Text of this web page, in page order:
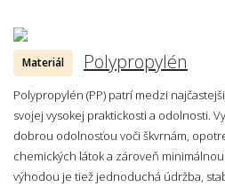
Materiál Polypropylén
Polypropylén (PP) patrí medzi
svojej vysokej praktickosti a odolnosti.
dobrou odolnosťou voči škvrnám,
chemických látok a zároveň
výhodou je tiež jednoduchá údržba,